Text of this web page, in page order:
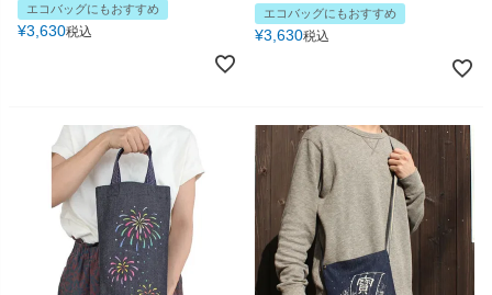
エコバッグにもおすすめ
¥3,630税込
エコバッグにもおすすめ
¥3,630税込